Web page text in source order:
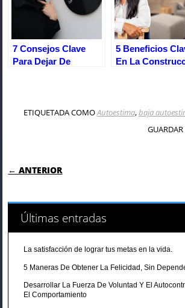
7 Consejos Clave
Para Dejar De
5 Beneficios
En La
ETIQUETADA COMOAutoestima,baja
GUARDAR
NAVEGACIÓN DE
← ANTERIOR
Últimas entradas
La satisfacción de lograr tus metas en la vida.
5 Maneras De Obtener La Felicidad, Sin
Desarrollar La Fuerza De Voluntad Y El
El Comportamiento